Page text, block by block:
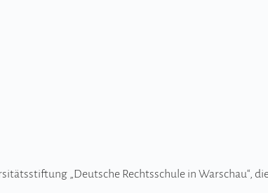
„Deut­sche Rechts­schule in War­schau“,